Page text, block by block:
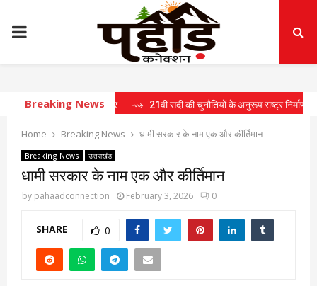
PRIMARY
MENU
Breaking News
पर लगी मुहर ⇝ 21वीं सदी की चुनौतियों के अनुरूप राष्ट्र निर्माण के लिए तैयार
Home Breaking News धामी सरकार के नाम एक और कीर्तिमान
Breaking News उत्तराखंड
धामी सरकार के नाम एक और कीर्तिमान
by pahaadconnection February 3, 2026 0
SHARE 0